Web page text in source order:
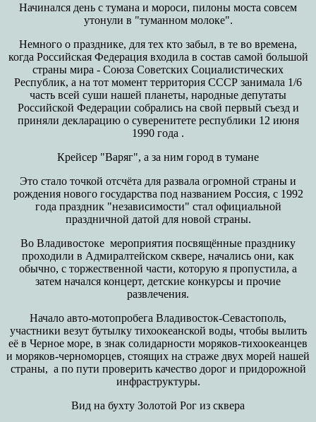
Начинался день с тумана и мороси, пилоны моста совсем
утонули в "туманном молоке".
Немного о празднике, для тех кто забыл, в те во времена,
когда Российская Федерация входила в состав самой большой
страны мира - Союза Советских Социалистических
Республик, а на тот момент территория СССР занимала 1/6
часть всей суши нашей планеты, народные депутаты
Российской Федерации собрались на свой первый съезд и
приняли декларацию о суверенитете республики 12 июня
1990 года .
Крейсер "Варяг", а за ним город в тумане
Это стало точкой отсчёта для развала огромной страны и
рождения нового государства под названием Россия, с 1992
года праздник "независимости" стал официальной
праздничной датой для новой страны.
Во Владивостоке мероприятия посвящённые празднику
проходили в Адмиралтейском сквере, начались они, как
обычно, с торжественной части, которую я пропустила, а
затем начался концерт, детские конкурсы и прочие
развлечения.
Начало авто-мотопробега Владивосток-Севастополь,
участники везут бутылку тихоокеанской воды, чтобы вылить
её в Черное море, в знак солидарности моряков-тихоокеанцев
и моряков-черноморцев, стоящих на страже двух морей нашей
страны, а по пути проверить качество дорог и придорожной
инфраструктуры.
Вид на бухту Золотой Рог из сквера